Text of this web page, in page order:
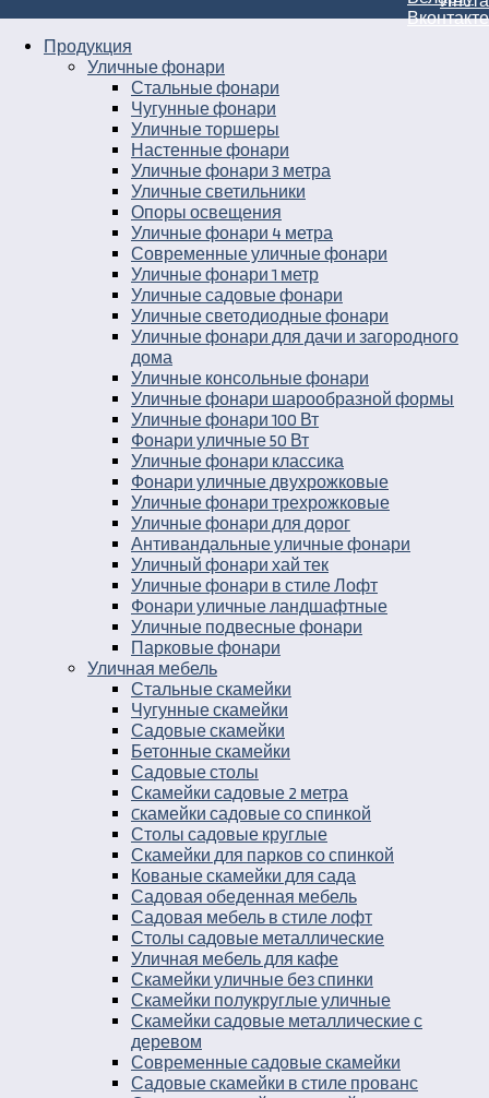
Продукция
Уличные фонари
Стальные фонари
Чугунные фонари
Уличные торшеры
Настенные фонари
Уличные фонари 3 метра
Уличные светильники
Опоры освещения
Уличные фонари 4 метра
Современные уличные фонари
Уличные фонари 1 метр
Уличные садовые фонари
Уличные светодиодные фонари
Уличные фонари для дачи и загородного
дома
Уличные консольные фонари
Уличные фонари шарообразной формы
Уличные фонари 100 Вт
Фонари уличные 50 Вт
Уличные фонари классика
Фонари уличные двухрожковые
Уличные фонари трехрожковые
Уличные фонари для дорог
Антивандальные уличные фонари
Уличный фонари хай тек
Уличные фонари в стиле Лофт
Фонари уличные ландшафтные
Уличные подвесные фонари
Парковые фонари
Уличная мебель
Стальные скамейки
Чугунные скамейки
Садовые скамейки
Бетонные скамейки
Садовые столы
Скамейки садовые 2 метра
Cкамейки садовые со спинкой
Столы садовые круглые
Скамейки для парков со спинкой
Кованые скамейки для сада
Садовая обеденная мебель
Садовая мебель в стиле лофт
Столы садовые металлические
Уличная мебель для кафе
Скамейки уличные без спинки
Скамейки полукруглые уличные
Скамейки садовые металлические с
деревом
Современные садовые скамейки
Садовые скамейки в стиле прованс